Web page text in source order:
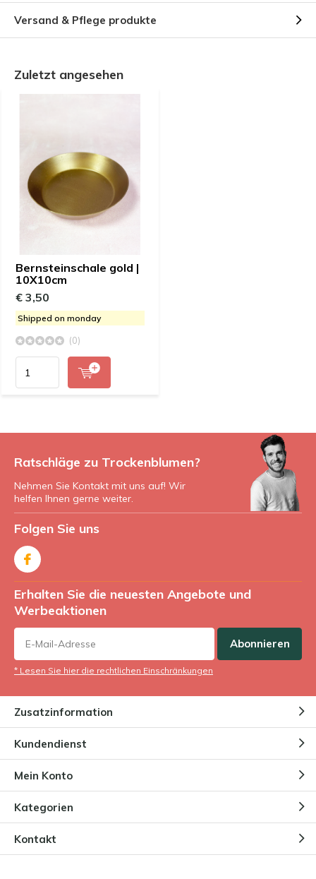
Versand & Pflege produkte
Zuletzt angesehen
Bernsteinschale gold |
10X10cm
€ 3,50
Shipped on monday
(0)
Ratschläge zu Trockenblumen?
Nehmen Sie Kontakt mit uns auf! Wir
helfen Ihnen gerne weiter.
Folgen Sie uns
Erhalten Sie die neuesten Angebote und
Werbeaktionen
Abonnieren
* Lesen Sie hier die rechtlichen Einschränkungen
Zusatzinformation
Kundendienst
Mein Konto
Kategorien
Kontakt